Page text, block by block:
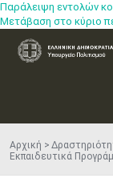
Παράλειψη εντολών
Μετάβαση στο κύριο
Αρχική
Εκπαιδευτικά